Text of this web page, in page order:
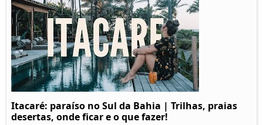
Itacaré: paraíso no Sul da Bahia | Trilhas, praias
desertas, onde ficar e o que fazer!